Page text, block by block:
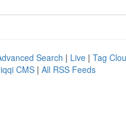
Search | Live | Tag
CMS | All RSS Feeds